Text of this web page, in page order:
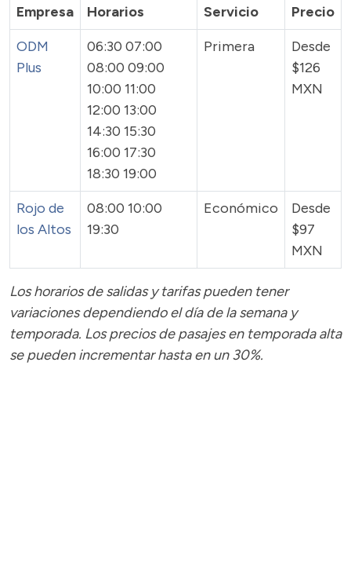
Empresa Horarios Servicio
Precio
ODM
Plus
06:30 07:00
08:00 09:00
10:00 11:00
12:00 13:00
14:30 15:30
16:00 17:30
18:30 19:00
Primera
Desde
$126
MXN
Rojo de
los Altos
08:00 10:00
19:30
Económico
Desde
$97
MXN
Los horarios de salidas y tarifas pueden tener
variaciones dependiendo el día de la semana y
temporada. Los precios de pasajesen temporada alta
se pueden incrementar hasta en un 30%.